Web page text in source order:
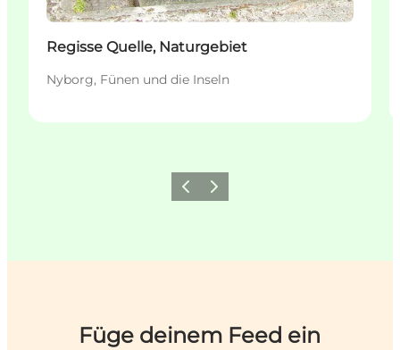
Regisse Quelle, Naturgebiet
Nyborg, Fünen und die Inseln
ZurückWeiter
Füge deinem Feed ein